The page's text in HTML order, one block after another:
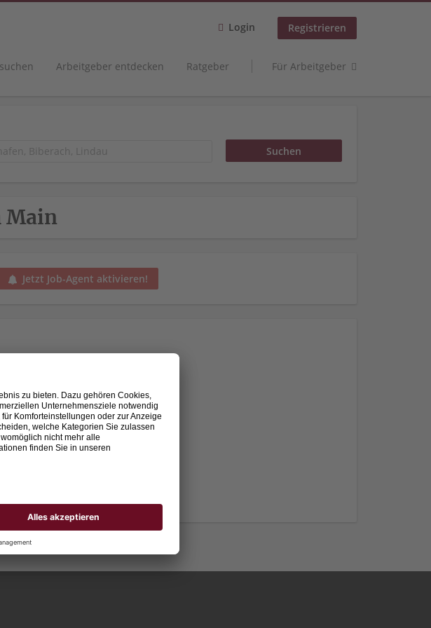
Login Registrieren
Arbeitgeber entdecken Ratgeber Für Arbeitgeber
Main
Jetzt Job-Agent aktivieren!